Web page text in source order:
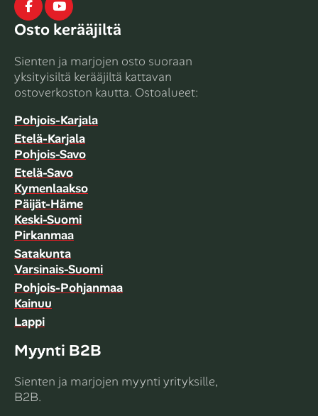
FacebookYoutube
Osto kerääjiltä
Sienten ja marjojen osto suoraan
yksityisiltä kerääjiltä kattavan
ostoverkoston kautta. Ostoalueet:
Pohjois-Karjala
Etelä-Karjala
Pohjois-Savo
Etelä-Savo
Kymenlaakso
Päijät-Häme
Keski-Suomi
Pirkanmaa
Satakunta
Varsinais-Suomi
Pohjois-Pohjanmaa
Kainuu
Lappi
Myynti B2B
Sienten ja marjojen myynti yrityksille,
B2B.